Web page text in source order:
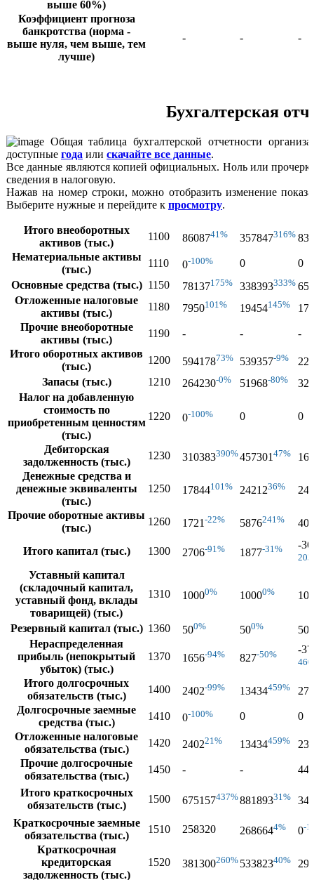
выше 60%)
Коэффициент прогноза
банкротства (норма -
выше нуля, чем выше, тем
лучше)
- - -
Бухгалтерская
Общая таблица бухгалтерской отчетности
доступные года или скачайте все данные.
Все данные являются копией официальных. Ноль или прочерк
сведения в налоговую.
Нажав на номер строки, можно отобразить изменение
Выберите нужные и перейдите к просмотру.
Итого внеоборотных
активов (тыс.)
1100 8608741% 357847316%
Нематериальные активы
(тыс.)
1110 0-100% 0
0
Основные средства (тыс.) 1150 78137175% 338393333%
Отложенные налоговые
активы (тыс.)
1180 7950101% 19454145%
Прочие внеоборотные
активы (тыс.)
1190 - -
-
Итого оборотных активов
(тыс.)
1200 59417873% 539357-9%
Запасы (тыс.)
1210 264230-0% 51968-80%
Налог на добавленную
стоимость по
приобретенным ценностям
(тыс.)
1220 0-100% 0 0
Дебиторская
задолженность (тыс.)
1230 310383390%457301 47%
Денежные средства и
денежные эквиваленты
(тыс.)
1250 17844101% 2421236%
Прочие оборотные активы
(тыс.)
1260 1721 -22% 5876241% 405
Итого капитал (тыс.) 1300 2706-91% 1877-31% -
Уставный капитал
(складочный капитал,
уставный фонд, вклады
товарищей) (тыс.)
1310 10000% 10000%
Резервный капитал (тыс.) 1360 500% 500% 50
Нераспределенная
прибыль (непокрытый
убыток) (тыс.)
1370 1656-94% 827-50% -
Итого долгосрочных
обязательств (тыс.)
1400 2402-99% 13434459%
Долгосрочные заемные
средства (тыс.)
1410 0-100% 0
0
Отложенные налоговые
обязательства (тыс.)
1420 240221% 13434459%
Прочие долгосрочные
обязательства (тыс.)
1450 - -
444
Итого краткосрочных
обязательств (тыс.)
1500 675157437%88189331%
Краткосрочные заемные
обязательства (тыс.)
1510 258320 2686644% 0-
Краткосрочная
кредиторская
задолженность (тыс.)
1520 381300260% 53382340%